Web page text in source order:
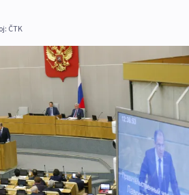
ČTK